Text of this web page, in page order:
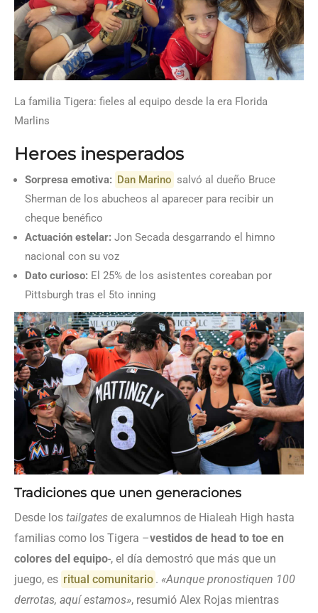
La familia Tigera: fieles al equipo desde la era Florida
Marlins
Heroes inesperados
Sorpresa emotiva: Dan Marino salvó al dueño Bruce
Sherman de los abucheos al aparecer para recibir un
cheque benéfico
Actuación estelar: Jon Secada desgarrando el himno
nacional con su voz
Dato curioso: El 25% de los asistentes coreaban por
Pittsburgh tras el 5to inning
Tradiciones que unen generaciones
Desde los tailgates de exalumnos de Hialeah High hasta
familias como los Tigera –vestidos de head to toe en
colores del equipo-, el día demostró que más que un
juego, es ritual comunitario . «Aunque pronostiquen 100
derrotas, aquí estamos», resumió Alex Rojas mientras